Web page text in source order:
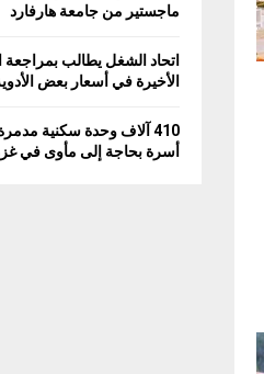
ماجستير من جامعة هارفارد
اتحاد الشغل يطالب بمراجعة
الأخيرة في أسعار بعض
أسرة بحاجة إلى مأوى في